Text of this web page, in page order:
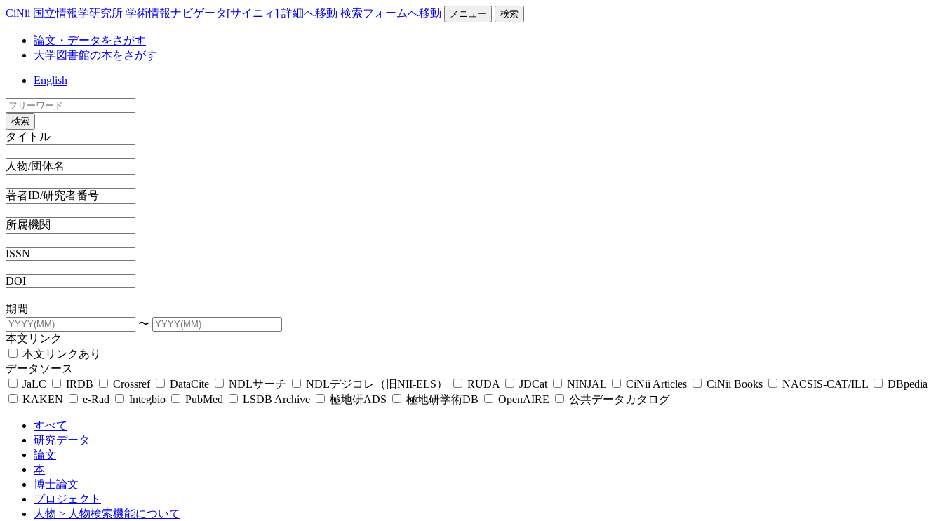
CiNii 国立情報学研究所 学術情報ナビゲータ[サイニィ] 詳細へ移動 検索フォームへ移動 メニュー 検索
論文・データをさがす
大学図書館の本をさがす
English
検索
タイトル
人物/団体名
著者ID/研究者番号
所属機関
ISSN
DOI
期間
〜
本文リンク
本文リンクあり
データソース
JaLC
IRDB Crossref DataCite NDLサーチ NDLデジコレ（旧NII-ELS） RUDA JDCat NINJAL CiNii Articles CiNii Books NACSIS-CAT/ILL
DBpedia
KAKEN
e-Rad Integbio PubMed LSDB Archive 極地研ADS 極地研学術DB OpenAIRE 公共データカタログ
すべて
研究データ
論文
本
博士論文
プロジェクト
人物 > 人物検索機能について